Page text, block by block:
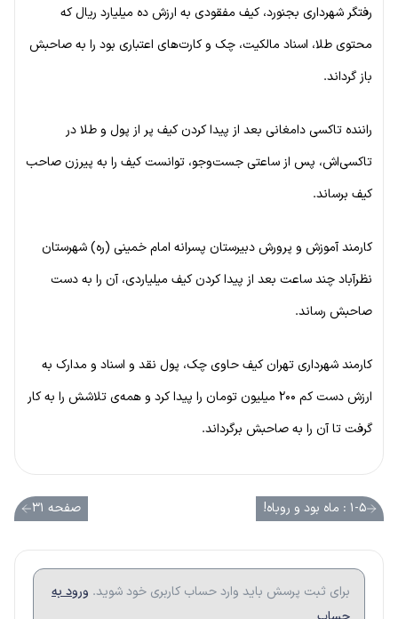
رفتگر شهرداری بجنورد، کیف مفقودی به ارزش ده میلیارد ریال که
محتوی طلا، اسناد مالکیت، چک و کارت‌های اعتباری بود را به صاحبش
باز گرداند.
راننده تاکسی دامغانی بعد از پیدا کردن کیف پر از پول و طلا در
تاکسی‌اش، پس از ساعتی جست‌وجو، توانست کیف را به پیرزن صاحب
کیف برساند.
کارمند آموزش و پرورش دبیرستان پسرانه امام خمینی (ره) شهرستان
نظرآباد چند ساعت بعد از پیدا کردن کیف میلیاردی، آن را به دست
صاحبش رساند.
کارمند شهرداری تهران کیف حاوی چک، پول نقد و اسناد و مدارک به
ارزش دست کم ۲۰۰ میلیون تومان را پیدا کرد و همه‌ی تلاشش را به کار
گرفت تا آن را به صاحبش برگرداند.
۱-۵ : ماه بود و روباه! صفحه ۳۱
برای ثبت پرسش باید وارد حساب کاربری خود شوید. ورود به